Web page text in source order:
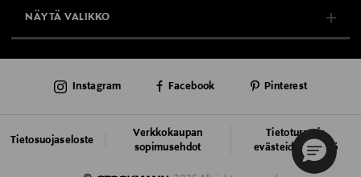
NÄYTÄ VALIKKO
AJANKOHTAISTA
Tietosuojaseloste
Verkkokaupan
sopimusehdot
Tietoturva ja
evästeiden käyttö
Instagram Facebook Pinterest